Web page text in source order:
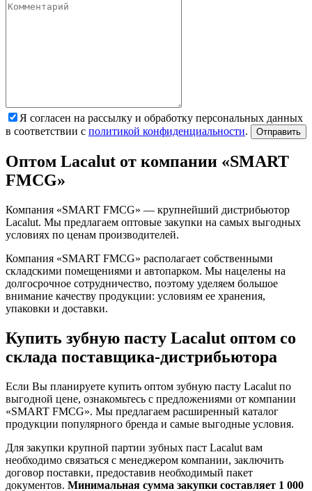
Я согласен на рассылку и обработку персональных данных
в соответствии с политикой конфиденциальности. Отправить
Оптом Lacalut от компании «SMART
FMCG»
Компания «SMART FMCG» — крупнейший дистрибьютор
Lacalut. Мы предлагаем оптовые закупки на самых выгодных
условиях по ценам производителей.
Компания «SMART FMCG» располагает собственными
складскими помещениями и автопарком. Мы нацелены на
долгосрочное сотрудничество, поэтому уделяем большое
внимание качеству продукции: условиям ее хранения,
упаковки и доставки.
Купить зубную пасту Lacalut оптом со
склада поставщика-дистрибьютора
Если Вы планируете купить оптом зубную пасту Lacalut по
выгодной цене, ознакомьтесь с предложениями от компании
«SMART FMCG». Мы предлагаем расширенный каталог
продукции популярного бренда и самые выгодные условия.
Для закупки крупной партии зубных паст Lacalut вам
необходимо связаться с менеджером компании, заключить
договор поставки, предоставив необходимый пакет
документов. Минимальная сумма закупки составляет 1 000